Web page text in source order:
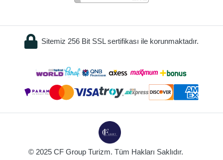
Sitemiz 256 Bit SSL sertifikası ile korunmaktadır.
© 2025 CF Group Turizm. Tüm Hakları Saklıdır.